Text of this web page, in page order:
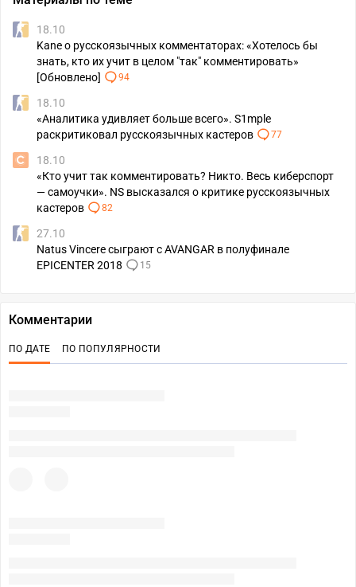
18.10
Kane о русскоязычных комментаторах: «Хотелось бы
знать, кто их учит в целом "так" комментировать»
[Обновлено]
94
18.10
«Аналитика удивляет больше всего». S1mple
раскритиковал русскоязычных кастеров
77
18.10
«Кто учит так комментировать? Никто. Весь киберспорт
— самоучки». NS высказался о критике русскоязычных
кастеров
82
27.10
Natus Vincere сыграют с AVANGAR в полуфинале
EPICENTER 2018
15
Комментарии
ПО ДАТЕ ПО ПОПУЛЯРНОСТИ